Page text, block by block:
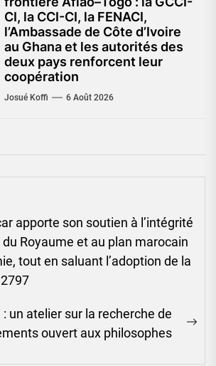
CI, la CCI-CI, la FENACI,
l’Ambassade de Côte d’Ivoire
au Ghana et les autorités des
deux pays renforcent leur
coopération
Josué Koffi 6 Août 2026
apporte son soutien à l’intégrité
Royaume et au plan marocain
tout en saluant l’adoption de la
: un atelier sur la recherche de
ouvert aux philosophes